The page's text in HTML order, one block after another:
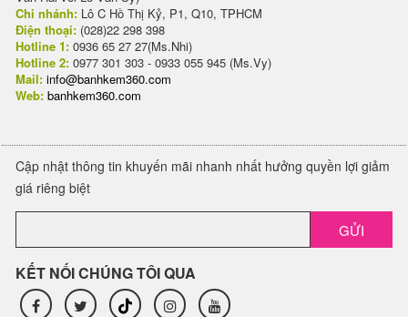
Chi nhánh: Lô C Hồ Thị Kỷ, P1, Q10, TPHCM
Điện thoại: (028)22 298 398
Hotline 1: 0936 65 27 27(Ms.Nhi)
Hotline 2: 0977 301 303 - 0933 055 945 (Ms.Vy)
Mail: info@banhkem360.com
Web: banhkem360.com
Cập nhật thông tin khuyến mãi nhanh nhất hưởng quyền lợi giảm
giá riêng biệt
GỬI
KẾT NỐI CHÚNG TÔI QUA